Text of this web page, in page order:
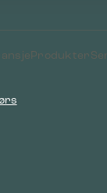
Produkter